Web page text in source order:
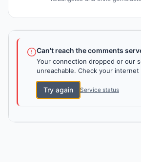
Can't reach the comments
Your connection dropped or our
unreachable. Check your internet
Try again Service status